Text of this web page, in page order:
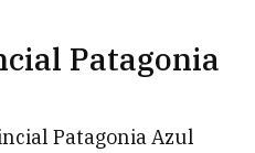
Patagonia
Patagonia Azul